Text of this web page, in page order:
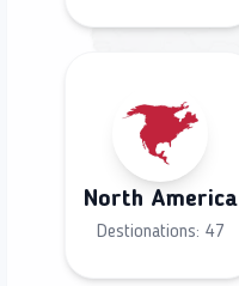
North America
Destionations: 47